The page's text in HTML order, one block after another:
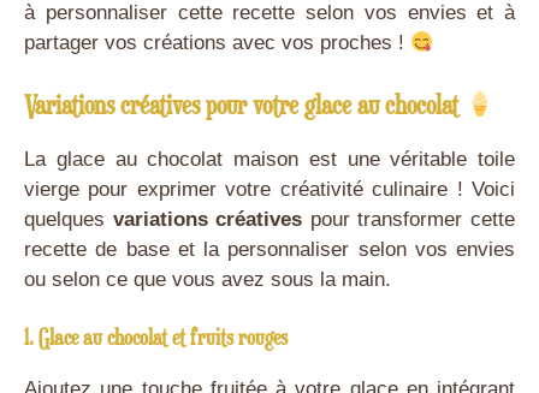
à personnaliser cette recette selon vos envies et à
partager vos créations avec vos proches !
Variations créatives pour votre glace au chocolat
La glace au chocolat maison est une véritable toile
vierge pour exprimer votre créativité culinaire ! Voici
quelques variations créatives pour transformer cette
recette de base et la personnaliser selon vos envies
ou selon ce que vous avez sous la main.
1. Glace au chocolat et fruits rouges